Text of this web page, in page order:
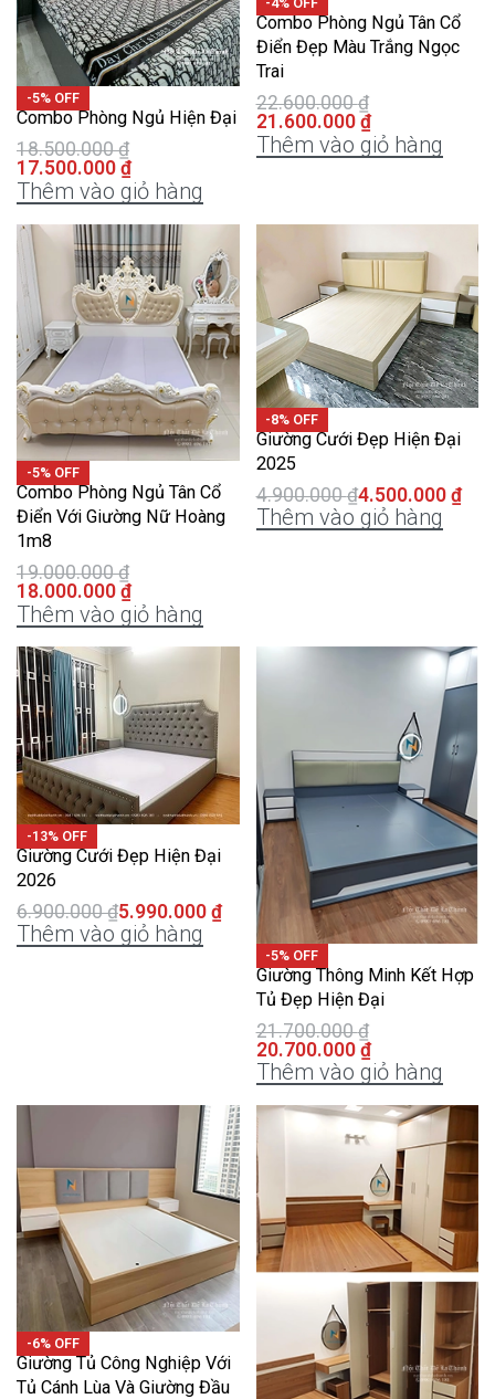
-5% OFF
Combo Phòng Ngủ Hiện Đại
18.500.000₫
17.500.000 ₫
Thêm vào giỏ hàng
Combo Phòng Ngủ Tân Cổ
Điển Đẹp Màu Trắng Ngọc
Trai
22.600.000₫
21.600.000 ₫
Thêm vào giỏ hàng
-5% OFF
Combo Phòng Ngủ Tân Cổ
Điển Với Giường Nữ Hoàng
1m8
19.000.000₫
18.000.000 ₫
Thêm vào giỏ hàng
-8% OFF
Giường Cưới Đẹp Hiện Đại
2025
4.900.000₫4.500.000 ₫
Thêm vào giỏ hàng
-13% OFF
Giường Cưới Đẹp Hiện Đại
2026
6.900.000₫5.990.000 ₫
Thêm vào giỏ hàng
-5% OFF
Giường Thông Minh Kết Hợp
Tủ Đẹp Hiện Đại
21.700.000₫
20.700.000 ₫
Thêm vào giỏ hàng
-6% OFF
Giường Tủ Công Nghiệp Với
Tủ Cánh Lùa Và Giường Đầu